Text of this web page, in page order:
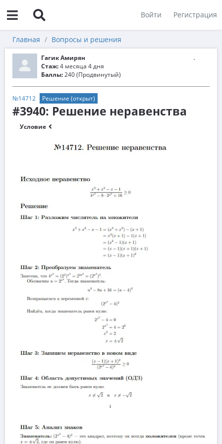
Войти Регистрация
Главная Вопросы и решения
Гагик Амирян
Стаж:4 месяца 4 дня
Баллы:240 (Продвинутый)
№14712 Решение (открыт)
#3940: Решение неравенства
Условие